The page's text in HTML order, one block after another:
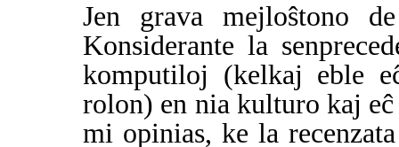
Jen grava mejloŝtono
Konsiderante la
komputiloj (kelkaj eble
rolon) en nia kulturo kaj
mi opinias, ke la